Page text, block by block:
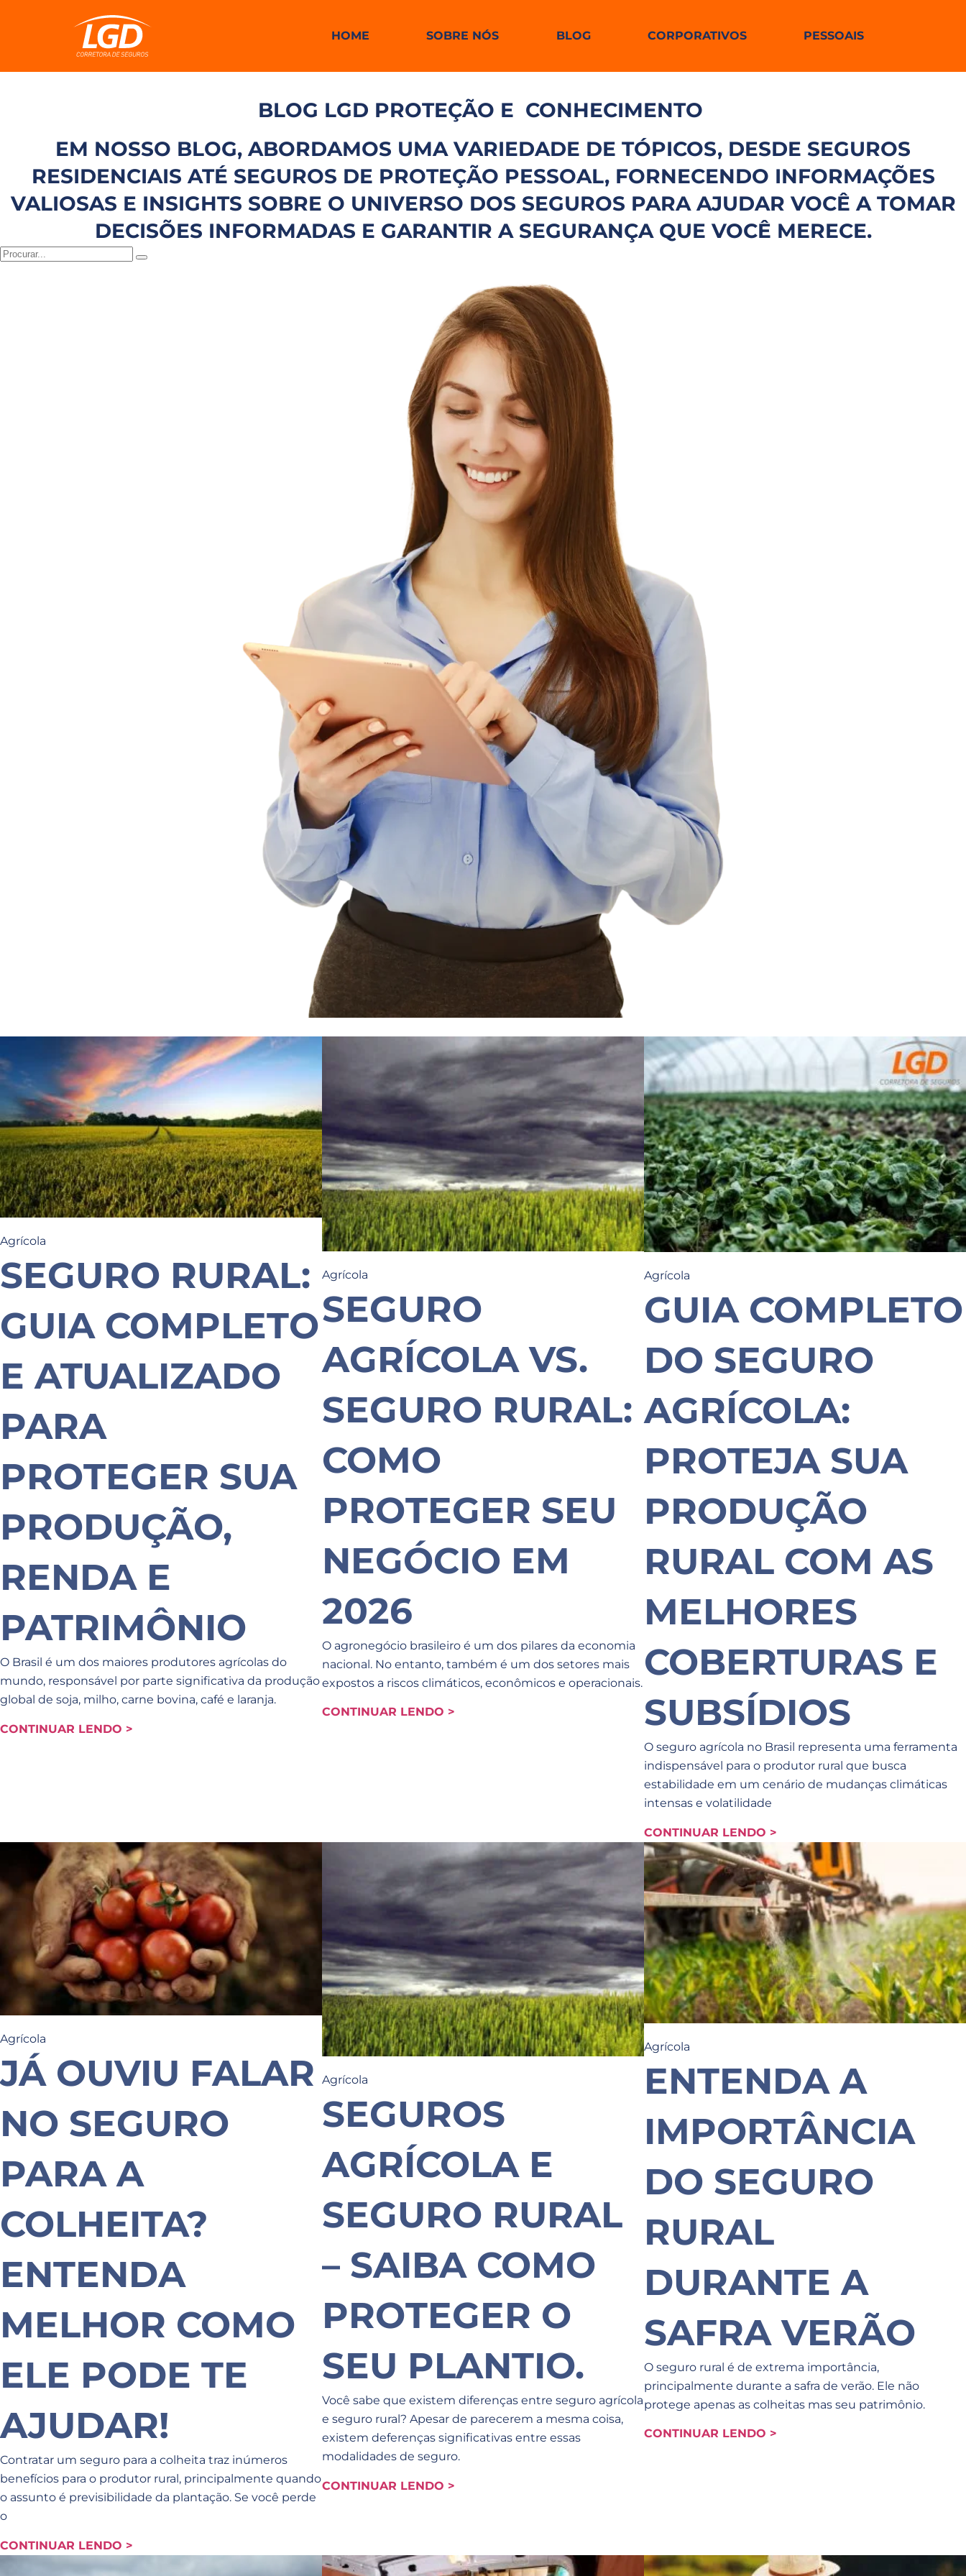
HOME SOBRE NÓS BLOG CORPORATIVOS PESSOAIS
BLOG LGD PROTEÇÃO E CONHECIMENTO
EM NOSSO BLOG, ABORDAMOS UMA VARIEDADE DE TÓPICOS, DESDE SEGUROS
RESIDENCIAIS ATÉ SEGUROS DE PROTEÇÃO PESSOAL, FORNECENDO INFORMAÇÕES
VALIOSAS E INSIGHTS SOBRE O UNIVERSO DOS SEGUROS PARA AJUDAR VOCÊ A TOMAR
DECISÕES INFORMADAS E GARANTIR A SEGURANÇA QUE VOCÊ MERECE.
Agrícola
SEGURO RURAL:
GUIA COMPLETO
E ATUALIZADO
PARA
PROTEGER SUA
PRODUÇÃO,
RENDA E
PATRIMÔNIO
O Brasil é um dos maiores produtores agrícolas do
mundo, responsável por parte significativa da produção
global de soja, milho, carne bovina, café e laranja.
CONTINUAR LENDO >
Agrícola
SEGURO
AGRÍCOLA VS.
SEGURO RURAL:
COMO
PROTEGER SEU
NEGÓCIO EM
2026
O agronegócio brasileiro é um dos pilares da economia
nacional. No entanto, também é um dos setores mais
expostos a riscos climáticos, econômicos e operacionais.
CONTINUAR LENDO >
Agrícola
GUIA COMPLETO
DO SEGURO
AGRÍCOLA:
PROTEJA SUA
PRODUÇÃO
RURAL COM AS
MELHORES
COBERTURAS E
SUBSÍDIOS
O seguro agrícola no Brasil representa uma ferramenta
indispensável para o produtor rural que busca
estabilidade em um cenário de mudanças climáticas
intensas e volatilidade
CONTINUAR LENDO >
Agrícola
JÁ OUVIU FALAR
NO SEGURO
PARA A
COLHEITA?
ENTENDA
MELHOR COMO
ELE PODE TE
AJUDAR!
Contratar um seguro para a colheita traz inúmeros
benefícios para o produtor rural, principalmente quando
o assunto é previsibilidade da plantação. Se você perde
o
CONTINUAR LENDO >
Agrícola
SEGUROS
AGRÍCOLA E
SEGURO RURAL
– SAIBA COMO
PROTEGER O
SEU PLANTIO.
Você sabe que existem diferenças entre seguro agrícola
e seguro rural? Apesar de parecerem a mesma coisa,
existem deferenças significativas entre essas
modalidades de seguro.
CONTINUAR LENDO >
Agrícola
ENTENDA A
IMPORTÂNCIA
DO SEGURO
RURAL
DURANTE A
SAFRA VERÃO
O seguro rural é de extrema importância,
principalmente durante a safra de verão. Ele não
protege apenas as colheitas mas seu patrimônio.
CONTINUAR LENDO >